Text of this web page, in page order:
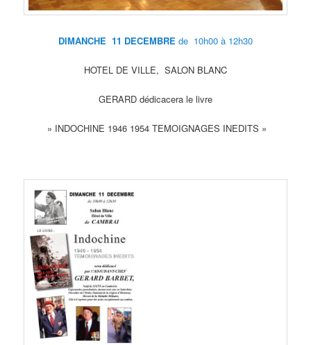
DIMANCHE 11 DECEMBRE de 10h00 à 12h30
HOTEL DE VILLE, SALON BLANC
GERARD dédicacera le livre
» INDOCHINE 1946 1954 TEMOIGNAGES INEDITS »